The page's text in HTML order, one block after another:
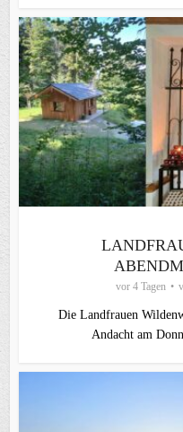
vor 4 Tagen
Die Landfrauen
Andacht am